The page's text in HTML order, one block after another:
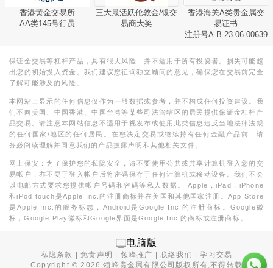
香港黄金交易所
AA类145号行员
三大最活跃伦敦金/银交
易商大奖
香港海关A类贵金属交
易证书
注册号A-B-23-06-00639
保证金交易等杠杆产品，具有很大风险，并不适用于所有投资者。损失可能超
出您的初始投入资金。我们建议您征询独立顾问的意见，确保您在交易前完全
了解可能涉及的风险。
本网站上显示的任何信息仅作为一般数据或参考，并不构成任何投资建议。我
们不向美国、中国香港、中国台湾等某些司法管辖区的居民提供保证金杠杆产
品交易。请注意本网站信息不适用于视发布或使用此类信息违反当地法律法规
的任何国家/地区的任何居民。在您决定交易或继续持有任何金融产品前，请
务必阅读理解并同意我们的产品披露声明和其他相关文件。
网上保安：为了保护您的私隐安全，请不要使用公共或共享计算机登入您的交
易帐户，亦不要于登入帐户后将密码保存于任何计算机或移动设备。我们不会
以电邮方式要求您提供帐户号码和密码等私人数据。 Apple，iPad，iPhone
和iPod touch是Apple Inc.的注册商标并在美国和其他国家注册。App Store
是Apple Inc.的服务标志，Android是Google Inc.的注册商标。Google徽
标，Google Play徽标和Google界面是Google Inc.的商标或注册商标。
电脑版
私隐条款 |免责声明 | 领峰推广 |联络我们 |学习交易
Copyright © 2026 领峰贵金属有限公司版权所有,不得转载